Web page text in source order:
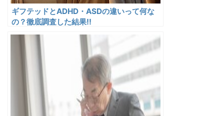
ギフテッドとADHD・ASDの違いって何な
の？徹底調査した結果!!